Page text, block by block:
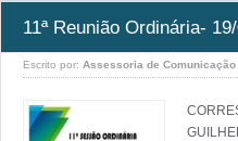
11ª Reunião Ordinária-
Escrito por: Assessoria de Comunicação